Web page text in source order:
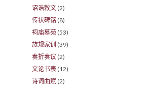
诏诰敕文 (2)
传状碑铭 (8)
祠庙墓苑 (53)
族规家训 (39)
奏折奏议 (2)
文论书表 (12)
诗词曲赋 (2)